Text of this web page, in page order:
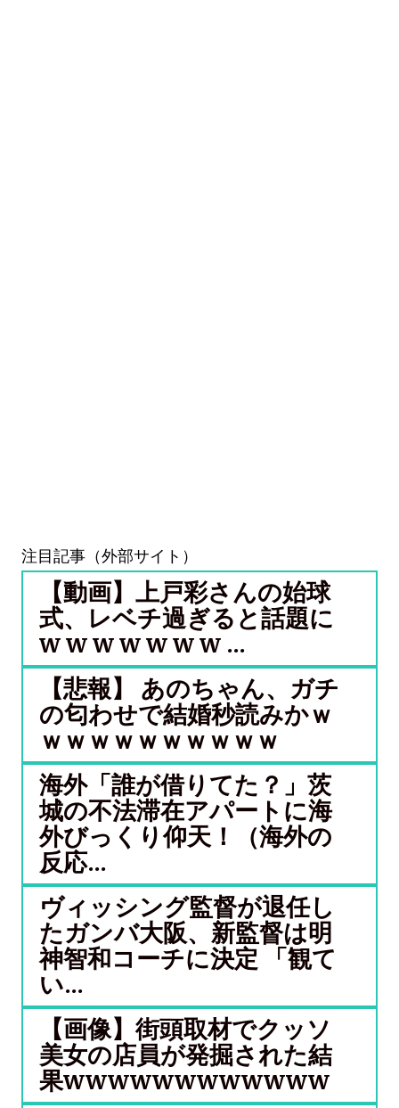
注目記事（外部サイト）
【動画】上戸彩さんの始球
式、レベチ過ぎると話題に
w w w w w w w ...
【悲報】 あのちゃん、ガチ
の匂わせで結婚秒読みかｗ
ｗｗｗｗｗｗｗｗｗｗ
海外「誰が借りてた？」茨
城の不法滞在アパートに海
外びっくり仰天！（海外の
反応...
ヴィッシング監督が退任し
たガンバ大阪、新監督は明
神智和コーチに決定 「観て
い...
【画像】街頭取材でクッソ
美女の店員が発掘された結
果wwwwwwwwwwww